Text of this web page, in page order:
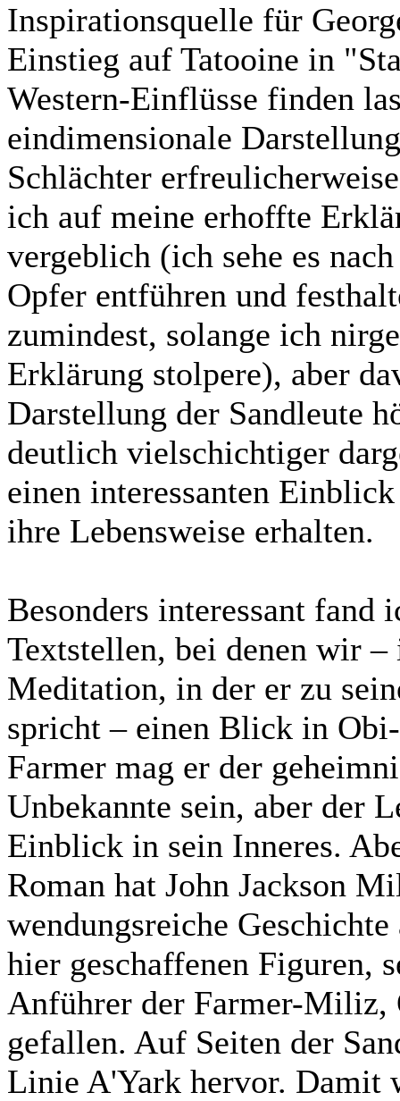
Inspirationsquelle für
Einstieg auf Tatooine in
Western-Einflüsse finden
eindimensionale
Schlächter
ich auf meine erhoffte
vergeblich (ich sehe es
Opfer entführen und
zumindest, solange ich
Erklärung stolpere), aber
Darstellung der Sandleute
deutlich vielschichtiger
einen interessanten
ihre Lebensweise erhalten.
Besonders interessant fand
Textstellen, bei denen wir
Meditation, in der er zu
spricht – einen Blick in
Farmer mag er der
Unbekannte sein, aber der
Einblick in sein Inneres.
Roman hat John Jackson
wendungsreiche
hier geschaffenen Figuren,
Anführer der Farmer-
gefallen. Auf Seiten der
Linie A'Yark hervor. Damit